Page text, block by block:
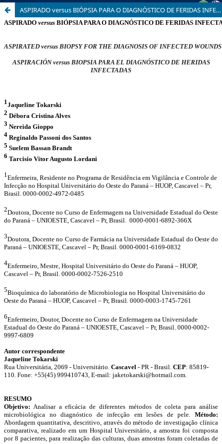
ASPIRADO versus BIÓPSIA PARA O DIAGNÓSTICO DE FERIDAS INFECTADAS